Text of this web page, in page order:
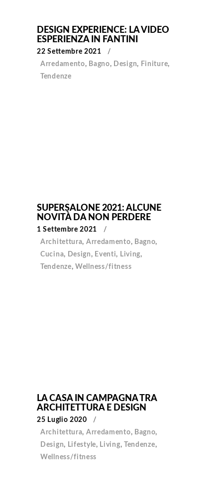
DESIGN EXPERIENCE: LA VIDEO
ESPERIENZA IN FANTINI
22 Settembre 2021
Arredamento, Bagno, Design, Finiture,
Tendenze
SUPERSALONE 2021: ALCUNE
NOVITÀ DA NON PERDERE
1 Settembre 2021
Architettura, Arredamento, Bagno,
Cucina, Design, Eventi, Living,
Tendenze, Wellness/fitness
LA CASA IN CAMPAGNA TRA
ARCHITETTURA E DESIGN
25 Luglio 2020
Architettura, Arredamento, Bagno,
Design, Lifestyle, Living, Tendenze,
Wellness/fitness